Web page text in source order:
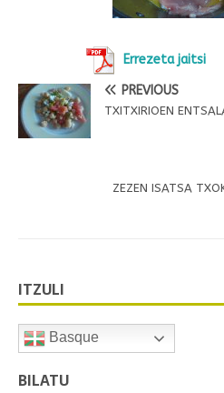
Errezeta jaitsi
PREVIOUS
TXITXIRIOEN
ZEZEN ISATSA
ITZULI
Basque
BILATU